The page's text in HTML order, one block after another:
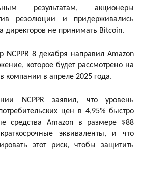
результатам, акционеры
резолюции и придерживались
директоров не принимать Bitcoin.
NCPPR 8 декабря направил Amazon
которое будет рассмотрено на
компании в апреле 2025 года.
NCPPR заявил, что уровень
цен в 4,95% быстро
средства Amazon в размере $88
эквиваленты, и что
этот риск, чтобы защитить